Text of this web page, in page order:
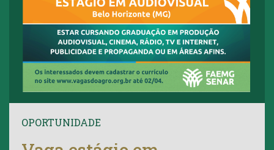
OPORTUNIDADE